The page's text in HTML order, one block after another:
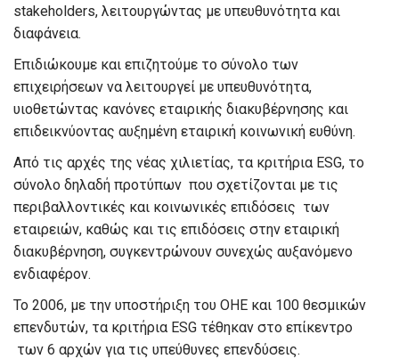
stakeholders, λειτουργώντας με υπευθυνότητα και
διαφάνεια.
Επιδιώκουμε και επιζητούμε το σύνολο των
επιχειρήσεων να λειτουργεί με υπευθυνότητα,
υιοθετώντας κανόνες εταιρικής διακυβέρνησης και
επιδεικνύοντας αυξημένη εταιρική κοινωνική ευθύνη.
Από τις αρχές της νέας χιλιετίας, τα κριτήρια ESG, το
σύνολο δηλαδή προτύπων που σχετίζονται με τις
περιβαλλοντικές και κοινωνικές επιδόσεις των
εταιρειών, καθώς και τις επιδόσεις στην εταιρική
διακυβέρνηση, συγκεντρώνουν συνεχώς αυξανόμενο
ενδιαφέρον.
Το 2006, με την υποστήριξη του ΟΗΕ και 100 θεσμικών
επενδυτών, τα κριτήρια ESG τέθηκαν στο επίκεντρο
των 6 αρχών για τις υπεύθυνες επενδύσεις.